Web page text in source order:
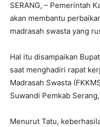
SERANG, – Pemerintah
akan membantu
madrasah swasta yang
Hal itu disampaikan
saat menghadiri rapat
Madrasah Swasta
Suwandi Pemkab
Menurut Tatu,